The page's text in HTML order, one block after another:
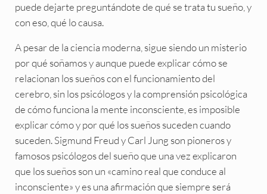
puede dejarte preguntándote de qué se trata tu sueño, y
con eso, qué lo causa.
A pesar de la ciencia moderna, sigue siendo un misterio
por qué soñamos y aunque puede explicar cómo se
relacionan los sueños con el funcionamiento del
cerebro, sin los psicólogos y la comprensión psicológica
de cómo funciona la mente inconsciente, es imposible
explicar cómo y por qué los sueños suceden cuando
suceden. Sigmund Freud y Carl Jung son pioneros y
famosos psicólogos del sueño que una vez explicaron
que los sueños son un «camino real que conduce al
inconsciente» y es una afirmación que siempre será